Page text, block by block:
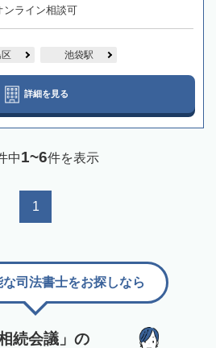
ンライン相談可
池袋駅
詳細を見る
中1~6件を表示
1
相続会議」の
司法書士をお探しなら